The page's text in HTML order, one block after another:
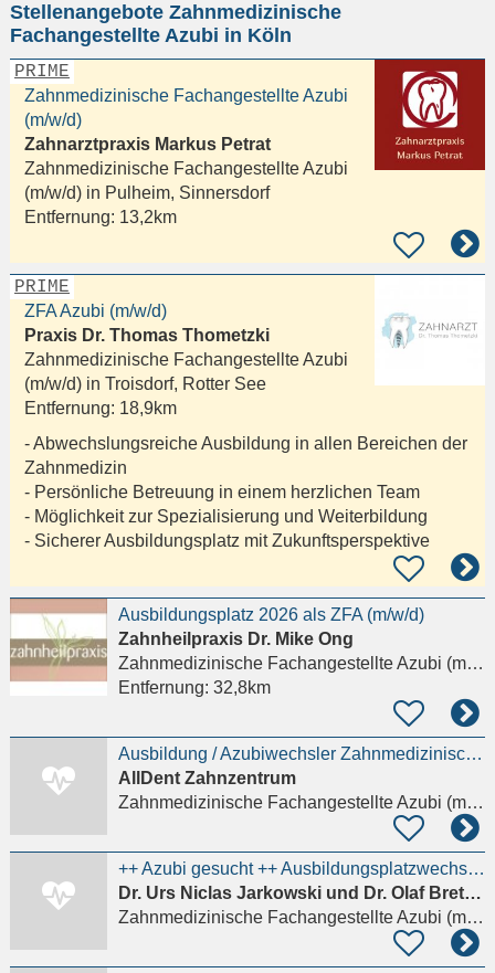
eingeben
Stellenangebote Zahnmedizinische
Fachangestellte Azubi in Köln
PRIME
Zahnmedizinische Fachangestellte Azubi
(m/w/d)
Zahnarztpraxis Markus Petrat
Zahnmedizinische Fachangestellte Azubi
(m/w/d) in Pulheim, Sinnersdorf
Entfernung: 13,2km
PRIME
ZFA Azubi (m/w/d)
Praxis Dr. Thomas Thometzki
Zahnmedizinische Fachangestellte Azubi
(m/w/d) in Troisdorf, Rotter See
Entfernung: 18,9km
- Abwechslungsreiche Ausbildung in allen Bereichen der
Zahnmedizin
- Persönliche Betreuung in einem herzlichen Team
- Möglichkeit zur Spezialisierung und Weiterbildung
- Sicherer Ausbildungsplatz mit Zukunftsperspektive
Ausbildungsplatz 2026 als ZFA (m/w/d)
Zahnheilpraxis Dr. Mike Ong
Zahnmedizinische Fachangestellte Azubi (m/w/d)
Entfernung: 32,8km
Ausbildung / Azubiwechsler Zahnmedizinische Fachangestellte / ZFA (m/w/d)
AllDent Zahnzentrum
Zahnmedizinische Fachangestellte Azubi (m/w/d)
++ Azubi gesucht ++ Ausbildungsplatzwechsler/in ++ zahnmedizinische/r Fachangestellte/r ++ (m/w/d)
Dr. Urs Niclas Jarkowski und Dr. Olaf Brethauer Zahnarztpraxis
Zahnmedizinische Fachangestellte Azubi (m/w/d)